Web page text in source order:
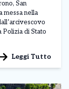
San
messa nella
di Stato
Leggi Tutto